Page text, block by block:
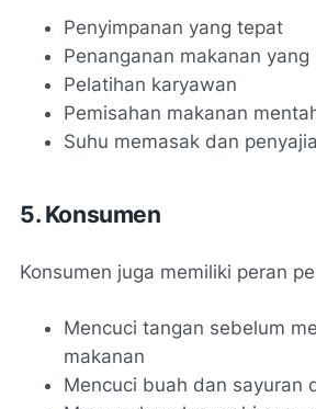
Penyimpanan yang tepat
Penanganan makanan yang
Pelatihan karyawan
Pemisahan makanan
Suhu memasak dan
5. Konsumen
Konsumen juga memiliki peran
Mencuci tangan sebelum
makanan
Mencuci buah dan sayuran